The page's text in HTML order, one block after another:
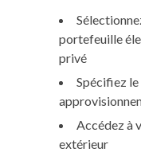
portefeuille
privé
Spécifiez
Accédez à
extérieur